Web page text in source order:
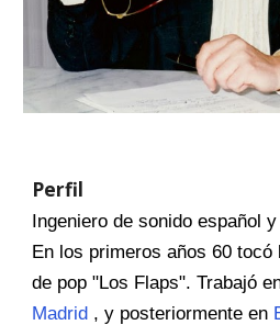
Perfil
Ingeniero de sonido español
En los primeros años 60
de pop "Los Flaps". Trabajó
Madrid , y posteriormente en